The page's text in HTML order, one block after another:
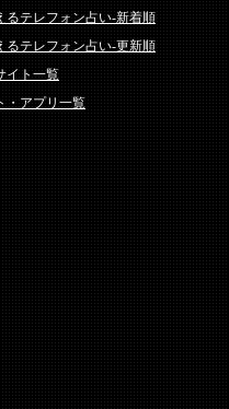
るテレフォン占い-新着順
るテレフォン占い-更新順
イト一覧
・アプリ一覧